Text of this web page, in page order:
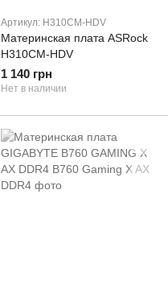
Артикул: H310CM-HDV
Материнская плата ASRock
H310CM-HDV
1 140 грн
Нет в наличии